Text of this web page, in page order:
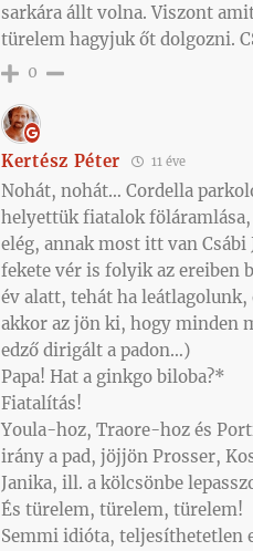
sarkára állt volna. Viszont
türelem hagyjuk őt dolgozni.
0
Kertész Péter 11 éve
Nohát, nohát… Cordella
helyettük fiatalok
elég, annak most itt van
fekete vér is folyik az ereiben
év alatt, tehát ha
akkor az jön ki, hogy minden
edző dirigált a padon…)
Papa! Hat a ginkgo biloba?*
Fiatalítás!
Youla-hoz, Traore-hoz és
irány a pad, jöjjön Prosser,
Janika, ill. a kölcsönbe
És türelem, türelem, türelem!
Semmi idióta, teljesíthetetlen